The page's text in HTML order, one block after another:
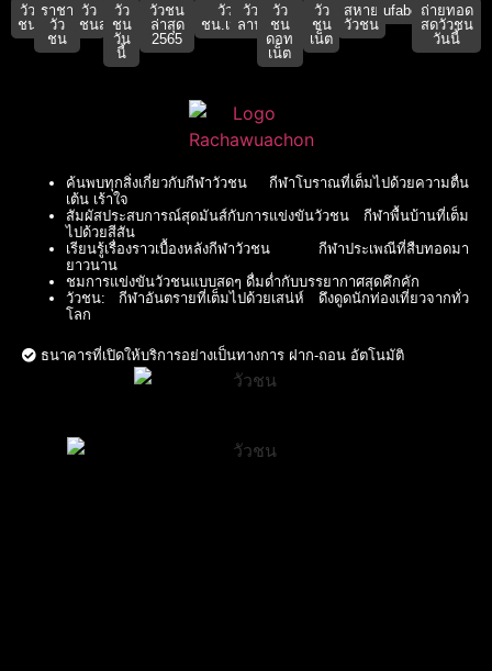
วัว
ชน
ราชา
วัว
ชน
วัว
ชนสด
วัว
ชน
วัน
นี้
วัวชน
ล่าสุด
2565
วัว
ชน.เน็ต
วัว
ลาน
วัว
ชน
ดอท
เน็ต
วัว
ชน
เน็ต
สหาย
วัวชน
ufabet911ถ่ายทอด
สดวัวชน
วันนี้
ค้นพบทุกสิ่งเกี่ยวกับกีฬาวัวชน กีฬาโบราณที่เต็มไปด้วยความตื่น
เต้น เร้าใจ
สัมผัสประสบการณ์สุดมันส์กับการแข่งขันวัวชน กีฬาพื้นบ้านที่เต็ม
ไปด้วยสีสัน
เรียนรู้เรื่องราวเบื้องหลังกีฬาวัวชน กีฬาประเพณีที่สืบทอดมา
ยาวนาน
ชมการแข่งขันวัวชนแบบสดๆ ดื่มด่ำกับบรรยากาศสุดคึกคัก
วัวชน: กีฬาอันตรายที่เต็มไปด้วยเสน่ห์ ดึงดูดนักท่องเที่ยวจากทั่ว
โลก
ธนาคารที่เปิดให้บริการอย่างเป็นทางการ ฝาก-ถอน อัตโนมัติ